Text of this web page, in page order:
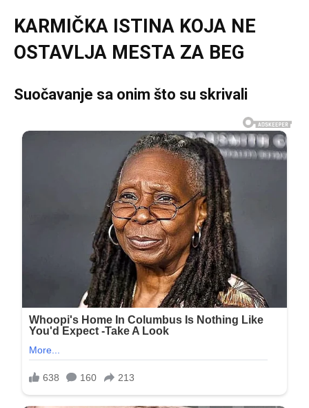
KARMIČKA ISTINA KOJA NE
OSTAVLJA MESTA ZA BEG
Suočavanje sa onim što su skrivali